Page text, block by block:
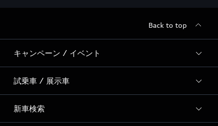
Back to top
キャンペーン / イベント
全国統一イベント
ディーラー独自イベント
試乗車 / 展示車
試乗予約
新車検索